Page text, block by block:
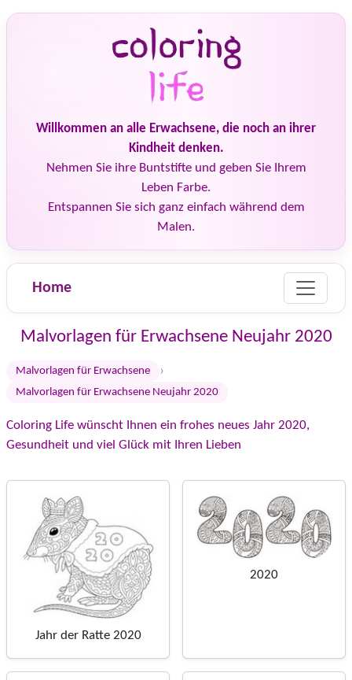
Willkommen an alle Erwachsene, die noch an ihrer
Kindheit denken.
Nehmen Sie ihre Buntstifte und geben Sie Ihrem
Leben Farbe.
Entspannen Sie sich ganz einfach während dem
Malen.
Home
Malvorlagen für Erwachsene Neujahr 2020
Malvorlagen für Erwachsene ›
Malvorlagen für Erwachsene Neujahr 2020
Coloring Life wünscht Ihnen ein frohes neues Jahr 2020,
Gesundheit und viel Glück mit Ihren Lieben
Jahr der Ratte 2020
2020